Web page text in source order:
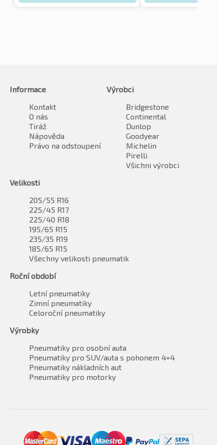
Informace
Kontakt
O nás
Tiráž
Nápověda
Právo na odstoupení
Výrobci
Bridgestone
Continental
Dunlop
Goodyear
Michelin
Pirelli
Všichni výrobci
Velikosti
205/55 R16
225/45 R17
225/40 R18
195/65 R15
235/35 R19
185/65 R15
Všechny velikosti pneumatik
Roční období
Letní pneumatiky
Zimní pneumatiky
Celoroční pneumatiky
Výrobky
Pneumatiky pro osobní auta
Pneumatiky pro SUV/auta s pohonem 4×4
Pneumatiky nákladních aut
Pneumatiky pro motorky